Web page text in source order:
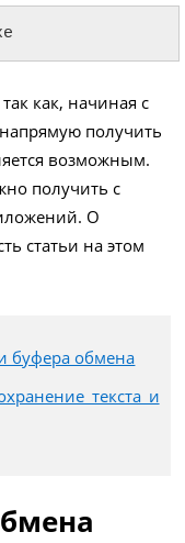
как, начиная с
получить
возможным.
получить с
О
статьи на этом
буфера обмена
текста и